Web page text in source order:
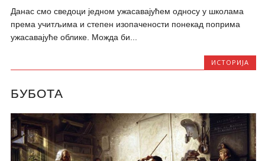
Данас смо сведоци једном ужасавајућем односу у школама
према учитљима и степен изопачености понекад поприма
ужасавајуће облике. Можда би...
ИСТОРИЈА
БУБОТА